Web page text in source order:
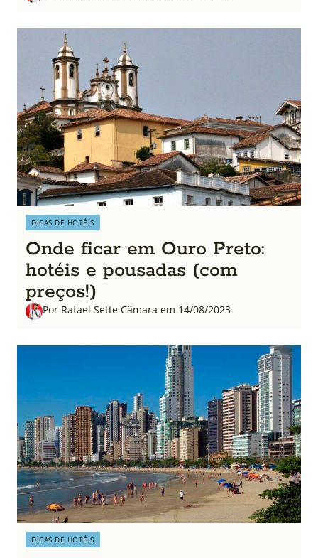
DICAS DE HOTÉIS
Onde ficar em Ouro Preto:
hotéis e pousadas (com
preços!)
Por Rafael Sette Câmara em 14/08/2023
DICAS DE HOTÉIS